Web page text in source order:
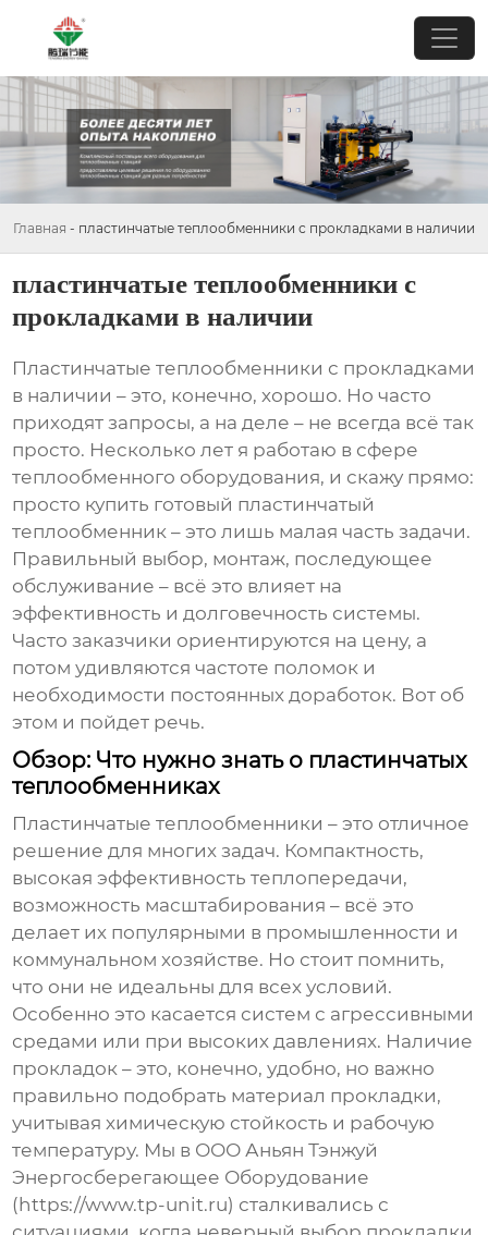
Главная - пластинчатые теплообменники с прокладками в наличии
пластинчатые теплообменники с
прокладками в наличии
Пластинчатые теплообменники с прокладками
в наличии – это, конечно, хорошо. Но часто
приходят запросы, а на деле – не всегда всё так
просто. Несколько лет я работаю в сфере
теплообменного оборудования, и скажу прямо:
просто купить готовый пластинчатый
теплообменник – это лишь малая часть задачи.
Правильный выбор, монтаж, последующее
обслуживание – всё это влияет на
эффективность и долговечность системы.
Часто заказчики ориентируются на цену, а
потом удивляются частоте поломок и
необходимости постоянных доработок. Вот об
этом и пойдет речь.
Обзор: Что нужно знать о пластинчатых
теплообменниках
Пластинчатые теплообменники – это отличное
решение для многих задач. Компактность,
высокая эффективность теплопередачи,
возможность масштабирования – всё это
делает их популярными в промышленности и
коммунальном хозяйстве. Но стоит помнить,
что они не идеальны для всех условий.
Особенно это касается систем с агрессивными
средами или при высоких давлениях. Наличие
прокладок – это, конечно, удобно, но важно
правильно подобрать материал прокладки,
учитывая химическую стойкость и рабочую
температуру. Мы в ООО Аньян Тэнжуй
Энергосберегающее Оборудование
(https://www.tp-unit.ru) сталкивались с